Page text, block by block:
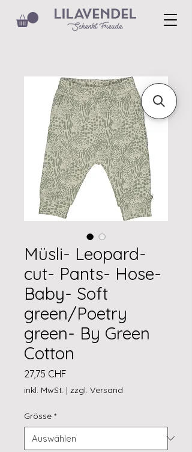
Müsli- Leopard-
cut- Pants- Hose-
Baby- Soft
green/Poetry
green- By Green
Cotton
27,75 CHF
inkl. MwSt. | zzgl. Versand
Grösse *